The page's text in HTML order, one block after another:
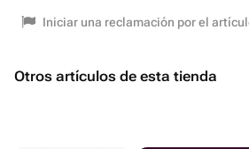
Iniciar una reclamación por el
Otros artículos de esta tienda